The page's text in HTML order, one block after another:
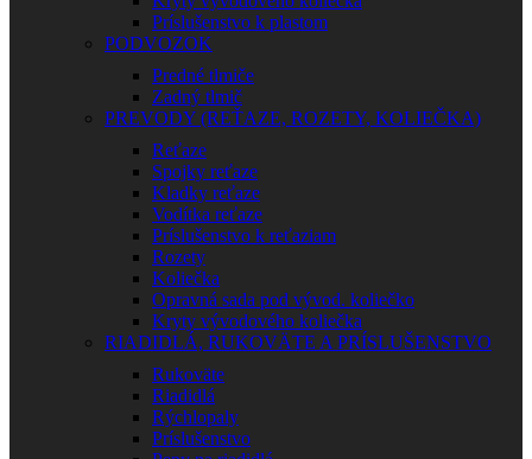
Príslušenstvo k plastom
PODVOZOK
Predné tlmiče
Zadný tlmič
PREVODY (REŤAZE, ROZETY, KOLIEČKA)
Reťaze
Spojky reťaze
Kladky reťaze
Vodítka reťaze
Príslušenstvo k reťaziam
Rozety
Koliečka
Opravná sada pod vývod. koliečko
Kryty vývodového koliečka
RIADIDLÁ, RUKOVÄTE A PRÍSLUŠENSTVO
Rukoväte
Riadidlá
Rýchlopaly
Príslušenstvo